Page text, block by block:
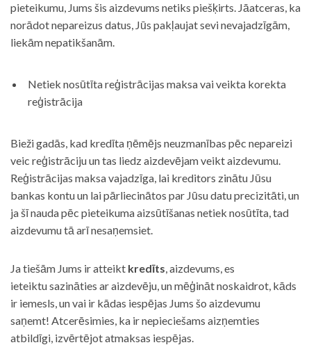
pieteikumu, Jums šis aizdevums netiks piešķirts. Jāatceras, ka
norādot nepareizus datus, Jūs pakļaujat sevi nevajadzīgām,
liekām nepatikšanām.
Netiek nosūtīta reģistrācijas maksa vai veikta korekta
reģistrācija
Bieži gadās, kad kredīta ņēmējs neuzmanības pēc nepareizi
veic reģistrāciju un tas liedz aizdevējam veikt aizdevumu.
Reģistrācijas maksa vajadzīga, lai kreditors zinātu Jūsu
bankas kontu un lai pārliecinātos par Jūsu datu precizitāti, un
ja šī nauda pēc pieteikuma aizsūtīšanas netiek nosūtīta, tad
aizdevumu tā arī nesaņemsiet.
Ja tiešām Jums ir atteikt kredīts, aizdevums, es
ieteiktu sazināties ar aizdevēju, un mēģināt noskaidrot, kāds
ir iemesls, un vai ir kādas iespējas Jums šo aizdevumu
saņemt! Atcerēsimies, ka ir nepieciešams aizņemties
atbildīgi, izvērtējot atmaksas iespējas.